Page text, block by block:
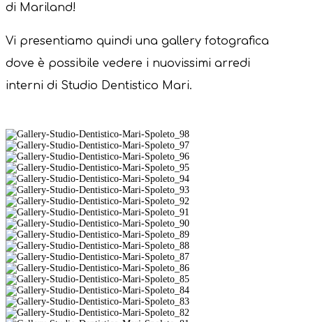
di Mariland!
Vi presentiamo quindi una gallery fotografica
dove è possibile vedere i nuovissimi arredi
interni di Studio Dentistico Mari.